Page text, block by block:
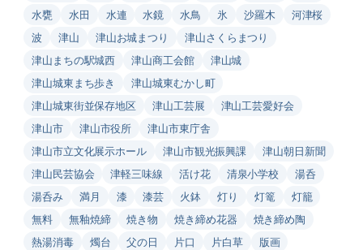
水甕
水田 水連 水鏡 水鳥 氷 沙羅木
河津桜
波
津山 津山お城まつり
津山さくらまつり
津山まちの駅城西
津山商工会館
津山城
津山城東まち歩き
津山城東むかし町
津山城東街並保存地区
津山工芸展
津山工芸愛好会
津山市
津山市役所
津山市東庁舎
津山市立文化展示ホール
津山市観光振興課
津山朝日新聞
津山民芸協会
津軽三味線 活け花 清泉小学校
湯呑
湯呑み
満月 漆 漆芸 火鉢 灯り 灯篭
灯籠
無料
無釉焼締 焼き物 焼き締め花器
焼き締め陶
熱湯消毒
燭台 父の日 片口 片白草
版画